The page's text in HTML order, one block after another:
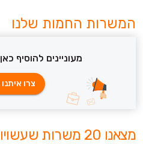
המשרות החמות שלנו
מעוניינים להוסיף
צרו
מצאנו 20 משרות שעשויות לעניין אותך